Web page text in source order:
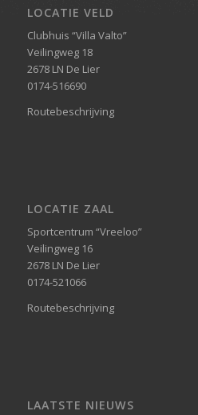
LOCATIE VELD
Clubhuis “Villa Valto”
Veilingweg 18
2678 LN De Lier
0174-516690
Routebeschrijving
LOCATIE ZAAL
Sportcentrum “Vreeloo”
Veilingweg 16
2678 LN De Lier
0174-521066
Routebeschrijving
LAATSTE NIEUWS